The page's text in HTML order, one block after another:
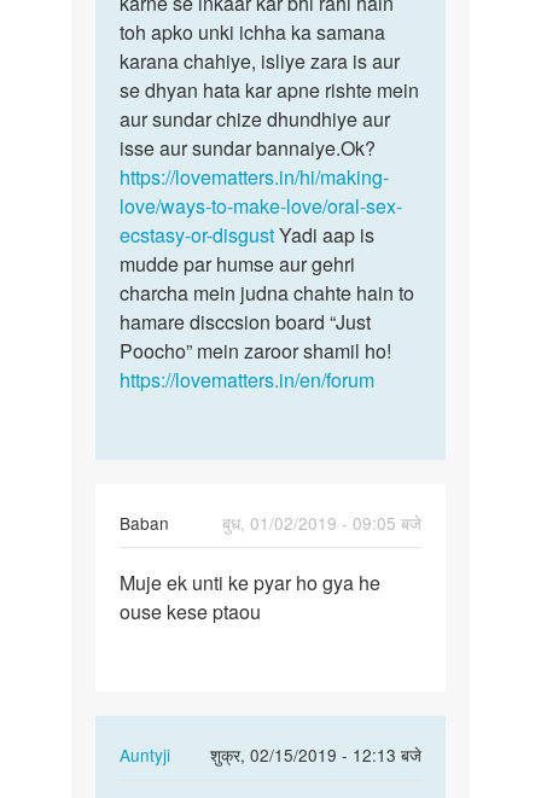
ragi
wo
by
Ajay
toh apko unki ichha ka samana
karana chahiye, isliye zara is aur
se dhyan hata kar apne rishte mein
aur sundar chize dhundhiye aur
isse aur sundar bannaiye.Ok?
https://lovematters.in/hi/making-
love/ways-to-make-love/oral-sex-
ecstasy-or-disgustYadi aap is
mudde par humse aur gehri
charcha mein judna chahte hain to
hamare disccsion board “Just
Poocho” mein zaroor shamil ho!
https://lovematters.in/en/forum
Baban
बुध, 01/02/2019 - 09:05 बजे
Muje
ek
gya…
Muje ek unti ke pyar ho gya he
ouse kese ptaou
Auntyji
शुक्र, 02/15/2019 - 12:13 बजे
In